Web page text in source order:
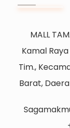
MALL
Kamal Raya
Tim.,
Barat,